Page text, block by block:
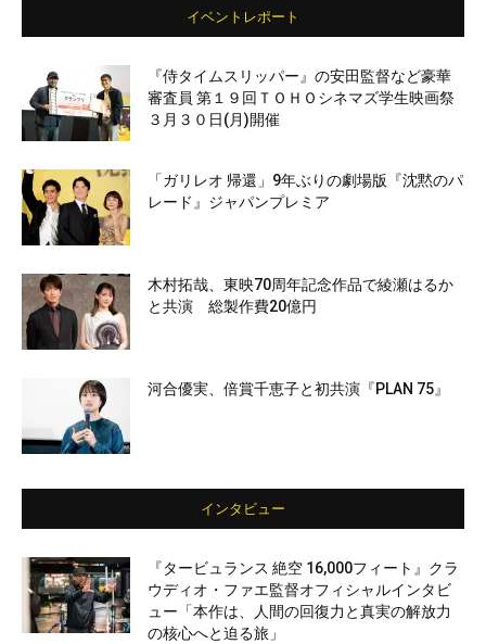
イベントレポート
『侍タイムスリッパー』の安田監督など豪華
審査員 第１９回ＴＯＨＯシネマズ学生映画祭
３月３０日(月)開催
「ガリレオ 帰還」9年ぶりの劇場版『沈黙のパ
レード』ジャパンプレミア
木村拓哉、東映70周年記念作品で綾瀬はるか
と共演 総製作費20億円
河合優実、倍賞千恵子と初共演『PLAN 75』
インタビュー
『タービュランス 絶空 16,000フィート』クラ
ウディオ・ファエ監督オフィシャルインタビ
ュー「本作は、人間の回復力と真実の解放力
の核心へと迫る旅」